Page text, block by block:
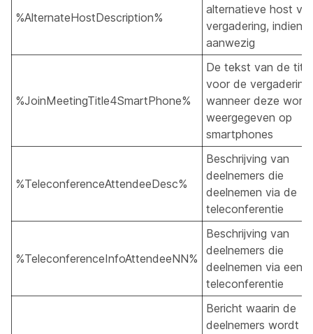
%AlternateHostDescription%
alternatieve host
vergadering, indien
aanwezig
%JoinMeetingTitle4SmartPhone%
De tekst van de titel
voor de vergadering
wanneer deze wordt
weergegeven op
smartphones
%TeleconferenceAttendeeDesc%
Beschrijving van
deelnemers die
deelnemen via de
teleconferentie
%TeleconferenceInfoAttendeeNN%
Beschrijving van
deelnemers die
deelnemen via een
teleconferentie
Bericht waarin de
deelnemers wordt